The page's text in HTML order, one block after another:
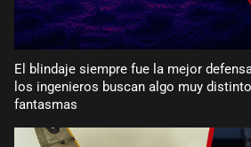
El blindaje siempre fue la mejor
los ingenieros buscan algo muy
fantasmas